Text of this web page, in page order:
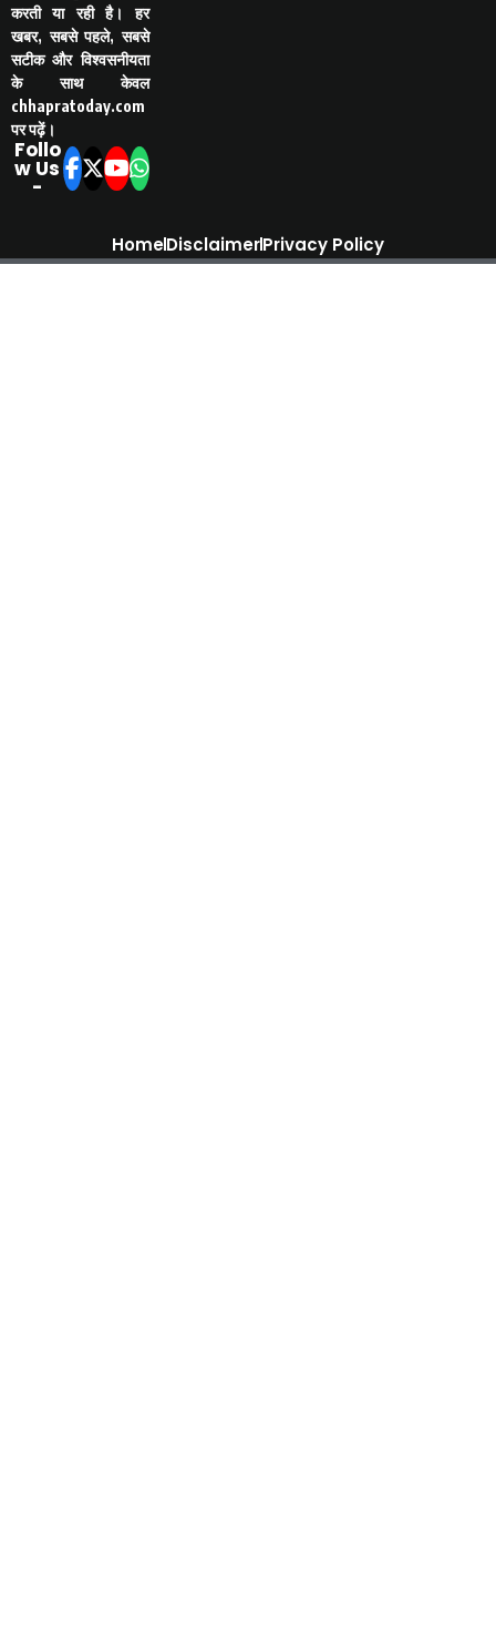
करती या रही है। हर
खबर, सबसे पहले, सबसे
सटीक और विश्वसनीयता
के साथ केवल
chhapratoday.com
पर पढ़ें।
Follo
w Us
-
HomeDisclaimerPrivacy Policy